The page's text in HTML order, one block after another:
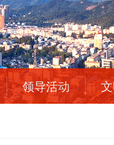
领导活动